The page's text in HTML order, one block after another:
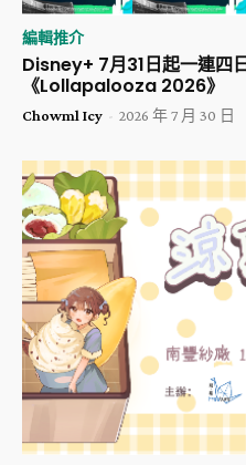
編輯推介
Disney+ 7月31日起一連四
《Lollapalooza 2026》
Chowml Icy - 2026 年 7 月 30 日